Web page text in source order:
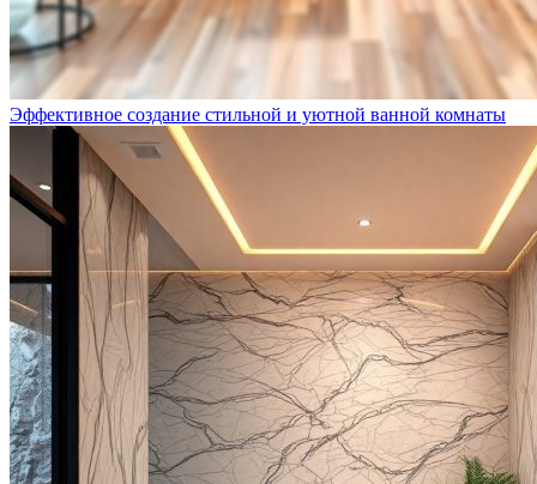
Эффективное создание стильной и уютной ванной комнаты